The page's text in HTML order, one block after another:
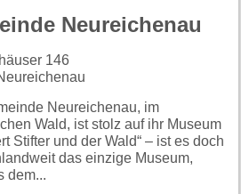
Neureichenau
146
Neureichenau, im
Wald, ist stolz auf ihr Museum
Stifter und der Wald“ – ist es doch
das einzige Museum,
dem...